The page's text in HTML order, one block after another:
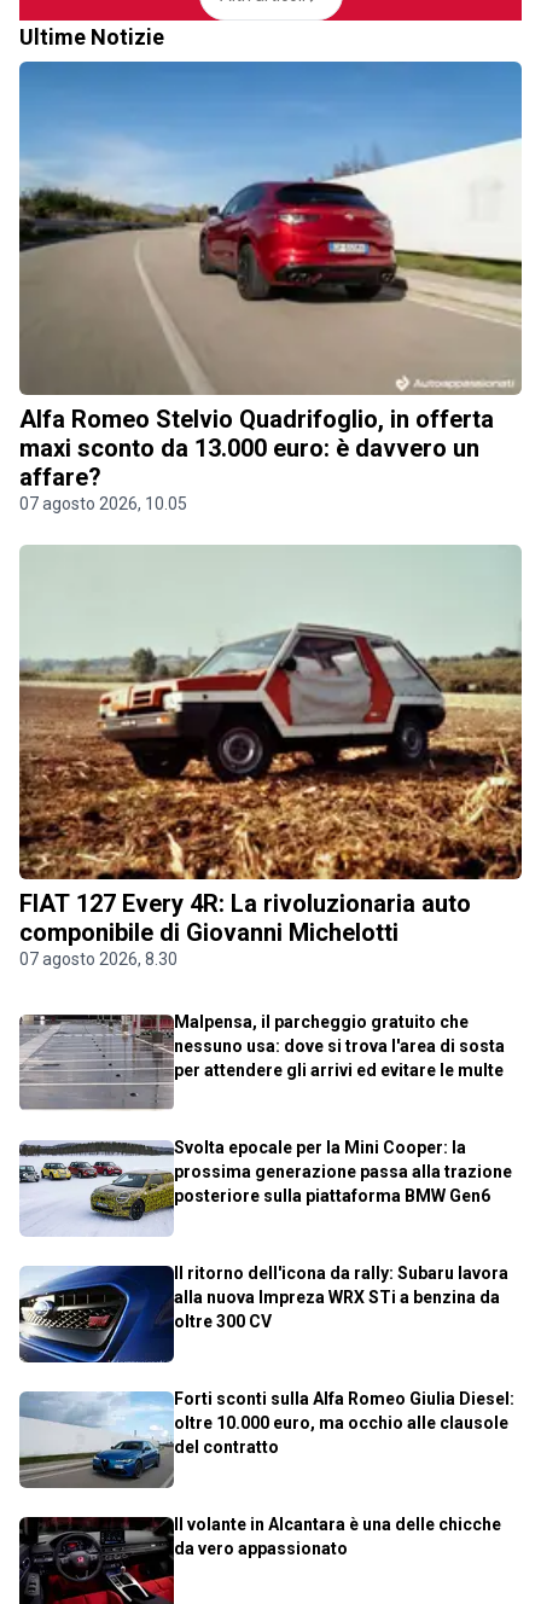
Ultime Notizie
Alfa Romeo Stelvio Quadrifoglio, in offerta
maxi sconto da 13.000 euro: è davvero un
affare?
07 agosto 2026, 10.05
FIAT 127 Every 4R: La rivoluzionaria auto
componibile di Giovanni Michelotti
07 agosto 2026, 8.30
Malpensa, il parcheggio gratuito che
nessuno usa: dove si trova l'area di sosta
per attendere gli arrivi ed evitare le multe
Svolta epocale per la Mini Cooper: la
prossima generazione passa alla trazione
posteriore sulla piattaforma BMW Gen6
Il ritorno dell'icona da rally: Subaru lavora
alla nuova Impreza WRX STi a benzina da
oltre 300 CV
Forti sconti sulla Alfa Romeo Giulia Diesel:
oltre 10.000 euro, ma occhio alle clausole
del contratto
Il volante in Alcantara è una delle chicche
da vero appassionato